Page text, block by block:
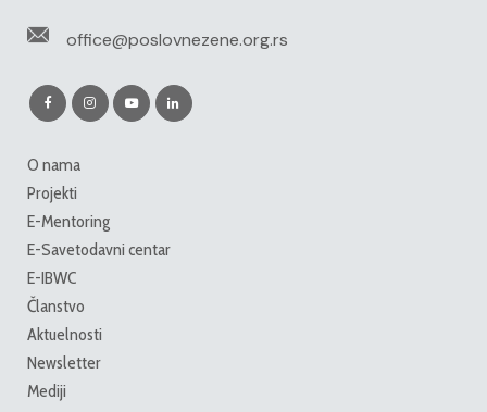
office@poslovnezene.org.rs
O nama
Projekti
E-Mentoring
E-Savetodavni centar
E-IBWC
Članstvo
Aktuelnosti
Newsletter
Mediji